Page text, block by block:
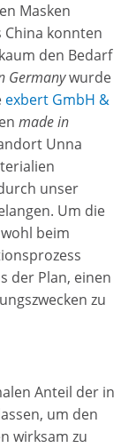
Masken
konnten
den Bedarf
Germanywurde
exbert GmbH &
made in
Unna
unser
Um die
beim
der Plan, einen
zu
Anteil der in
um den
wirksam zu